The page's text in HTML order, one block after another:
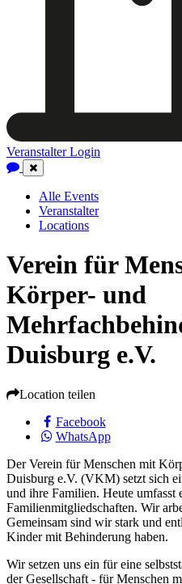
Veranstalter Login
Close
Navigation
Alle Events
Veranstalter
Locations
Verein für
Körper- und
Duisburg e.V.
Location teilen
Facebook
WhatsApp
Der Verein für Menschen mit
Duisburg e.V. (VKM) setzt sich
und ihre Familien. Heute umfasst
Familienmitgliedschaften. Wir
Gemeinsam sind wir stark und
Kinder mit Behinderung haben.
Wir setzen uns ein für eine
der Gesellschaft - für Menschen